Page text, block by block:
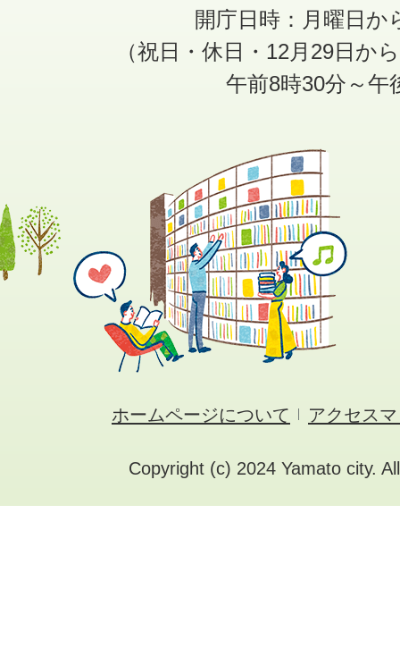
開庁日時：月曜日か
（祝日・休日・12月29日か
午前8時30分～午
ホームページについて アクセス
Copyright (c) 2024 Yamato city.